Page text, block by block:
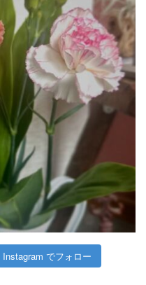
Instagram でフォロー